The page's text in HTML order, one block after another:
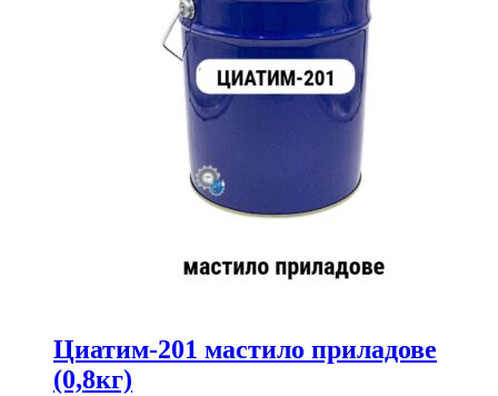
Циатим-201 мастило приладове
(0,8кг)